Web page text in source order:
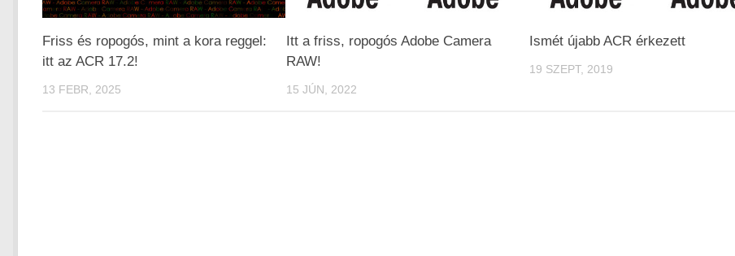
Friss és ropogós, mint a kora reggel:
itt az ACR 17.2!
13 FEBR, 2025
Itt a friss, ropogós Adobe Camera
RAW!
15 JÚN, 2022
Ismét újabb ACR érkezett
19 SZEPT, 2019